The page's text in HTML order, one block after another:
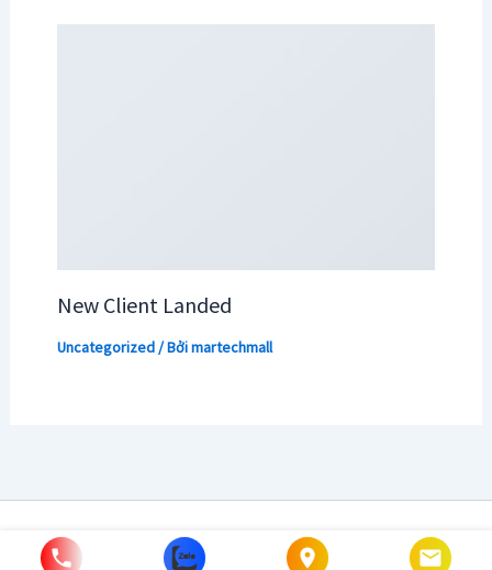
New Client Landed
Uncategorized/ Bởimartechmall
Copyright © 2026 | Powered by [MarTechMall]